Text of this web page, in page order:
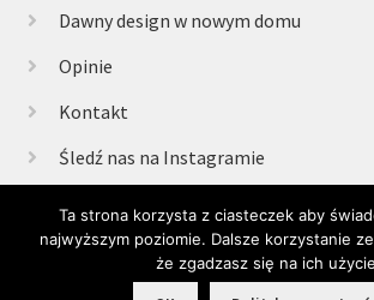
Dawny design w nowym domu
Opinie
Kontakt
Śledź nas na Instagramie
© Retrogabinet 2025
Ta strona korzysta z ciasteczek aby
najwyższym poziomie. Dalsze korzystanie
że zgadzasz się na ich